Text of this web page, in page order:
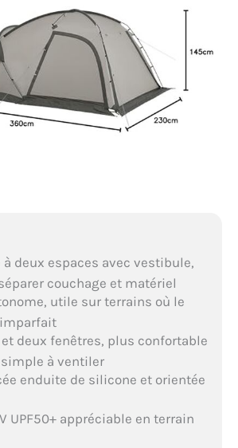
deux espaces avec vestibule,
couchage et matériel
utile sur terrains où le
deux fenêtres, plus confortable
à ventiler
enduite de silicone et orientée
UPF50+ appréciable en terrain